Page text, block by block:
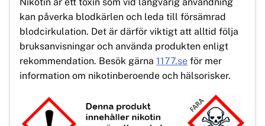
kan påverka blodkärlen och leda till försämrad
blodcirkulation. Det är därför viktigt att alltid följa
bruksanvisningar och använda produkten enligt
rekommendation. Besök gärna 1177.se för mer
information om nikotinberoende och hälsorisker.